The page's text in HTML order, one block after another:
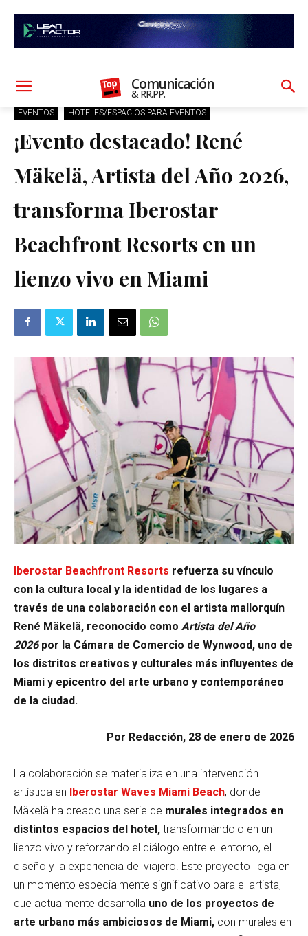
Comunicación
& RR.PP.
EVENTOS HOTELES/ESPACIOS PARA EVENTOS
¡Evento destacado! René
Mäkelä, Artista del Año 2026,
transforma Iberostar
Beachfront Resorts en un
lienzo vivo en Miami
Iberostar Beachfront Resorts refuerza su vínculo
con la cultura local y la identidad de los lugares a
través de una colaboración con el artista mallorquín
René Mäkelä, reconocido como Artista del Año
2026 por la Cámara de Comercio de Wynwood, uno de
los distritos creativos y culturales más influyentes de
Miami y epicentro del arte urbano y contemporáneo
de la ciudad.
Por Redacción, 28 de enero de 2026
La colaboración se materializa en una intervención
artística en
Iberostar Waves Miami Beach, donde
Mäkelä ha creado una serie de murales integrados en
distintos espacios del hotel, transformándolo en un
lienzo vivo y reforzando el diálogo entre el entorno, el
diseño y la experiencia del viajero. Este proyecto llega en
un momento especialmente significativo para el artista,
que actualmente desarrolla uno de los proyectos de
arte urbano más ambiciosos de Miami, con murales en